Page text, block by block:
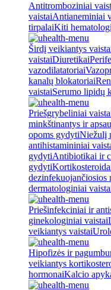
Antitromboziniai
vaistaiAntianeminiai
tirpalaiKiti
Širdį veikiantys
vaistaiDiuretikai
vazodilatatoriai
kanalų blokatoriai
vaistaiSerumo lipidų
Priešgrybeliniai
minkštinantys ir
opoms gydytiNiežulį
antihistamininiai
gydytiAntibiotikai ir
gydyti
dezinfekuojančiosios
dermatologiniai
Priešinfekciniai ir
ginekologiniai vaistai
veikiantys vaistai
Hipofizės ir
veikiantys
hormonaiKalcio